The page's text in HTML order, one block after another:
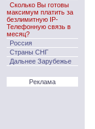
Сколько Вы готовы
максимум платить за
безлимитную IP-
Телефонную связь в
месяц?
Россия
Страны СНГ
Дальнее Зарубежье
Реклама